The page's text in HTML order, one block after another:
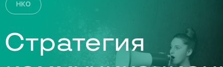
НКО
Стратегия